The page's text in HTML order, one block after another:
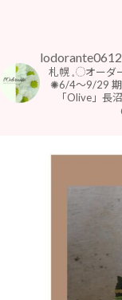
lodorante0612
札幌 𓈒◌オーダ
⁡✺6/4〜9/29
「Olive」長